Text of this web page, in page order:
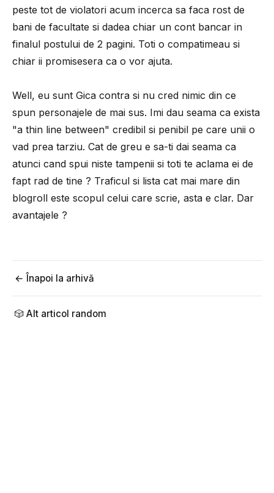
peste tot de violatori acum incerca sa faca rost de
bani de facultate si dadea chiar un cont bancar in
finalul postului de 2 pagini. Toti o compatimeau si
chiar ii promisesera ca o vor ajuta.
Well, eu sunt Gica contra si nu cred nimic din ce
spun personajele de mai sus. Imi dau seama ca exista
"a thin line between" credibil si penibil pe care unii o
vad prea tarziu. Cat de greu e sa-ti dai seama ca
atunci cand spui niste tampenii si toti te aclama ei de
fapt rad de tine ? Traficul si lista cat mai mare din
blogroll este scopul celui care scrie, asta e clar. Dar
avantajele ?
← Înapoi la arhivă
🎲 Alt articol random